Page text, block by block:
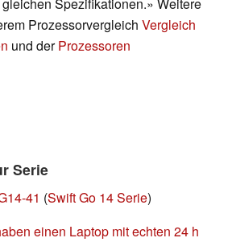
Spezifikationen.» Weitere
Prozessorvergleich Vergleich
und derProzessoren
Serie
41 (Swift Go 14 Serie)
einen Laptop mit echten 24 h